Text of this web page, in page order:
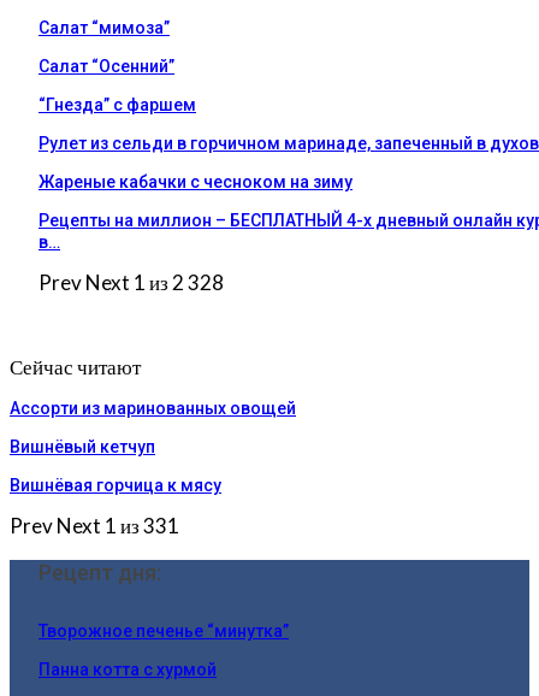
Салат “мимоза”
Салат “Осенний”
“Гнезда” с фаршем
Рулет из сельди в горчичном маринаде, запеченный в
Жареные кабачки с чесноком на зиму
Рецепты на миллион – БЕСПЛАТНЫЙ 4-х дневный онлайн
в…
PrevNext 1 из 2 328
Сейчас читают
Ассорти из маринованных овощей
Вишнёвый кетчуп
Вишнёвая горчица к мясу
PrevNext 1 из 331
Рецепт дня:
Творожное печенье “минутка”
Панна котта с хурмой